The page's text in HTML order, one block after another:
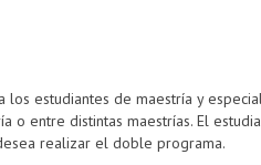
estudiantes de maestría y
entre distintas maestrías. El
realizar el doble programa.